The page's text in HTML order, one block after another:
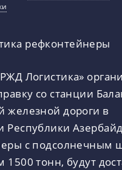
Логистика»
со станции
железной дороги в
Республики
с подсолнечным
тонн, будут